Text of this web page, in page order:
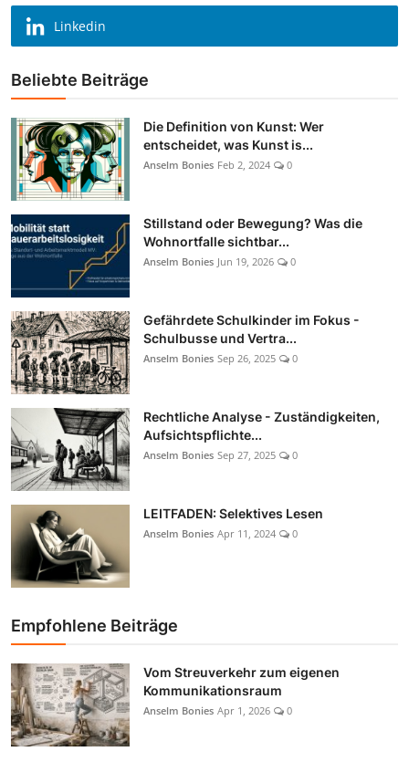
Linkedin
Beliebte Beiträge
Die Definition von Kunst: Wer
entscheidet, was Kunst is...
Anselm Bonies Feb 2, 2024 0
Stillstand oder Bewegung? Was die
Wohnortfalle sichtbar...
Anselm Bonies Jun 19, 2026 0
Gefährdete Schulkinder im Fokus -
Schulbusse und Vertra...
Anselm Bonies Sep 26, 2025 0
Rechtliche Analyse - Zuständigkeiten,
Aufsichtspflichte...
Anselm Bonies Sep 27, 2025 0
LEITFADEN: Selektives Lesen
Anselm Bonies Apr 11, 2024 0
Empfohlene Beiträge
Vom Streuverkehr zum eigenen
Kommunikationsraum
Anselm Bonies Apr 1, 2026 0